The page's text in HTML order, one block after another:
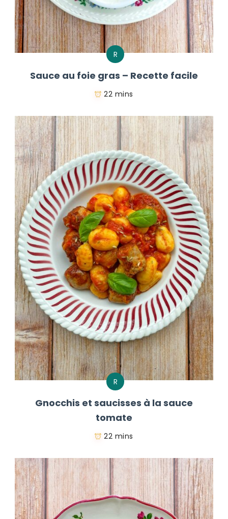
R
Sauce au foie gras – Recette facile
22 mins
R
Gnocchis et saucisses à la sauce
tomate
22 mins